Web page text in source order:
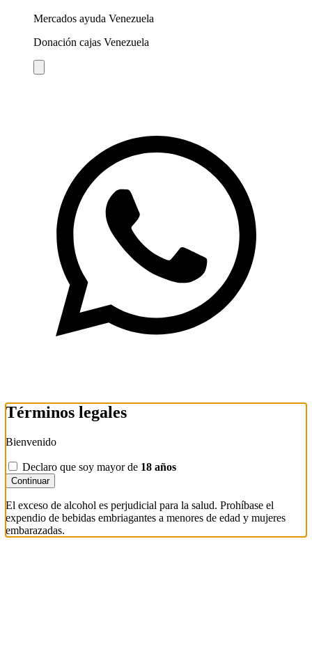
Mercados ayuda Venezuela
Donación cajas Venezuela
Términos legales
Bienvenido
Declaro que soy mayor de 18 años
Continuar
El exceso de alcohol es perjudicial para la salud. Prohíbase el
expendio de bebidas embriagantes a menores de edad y mujeres
embarazadas.